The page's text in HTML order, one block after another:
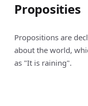
Proposities
Propositions are
about the world,
as "It is raining".